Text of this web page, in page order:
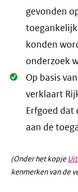
Oké.
gevonden
konden
onderzoek
Oké.
Op basis
verklaart
Erfgoed
aan de
(Onder het kopje
kenmerken van de